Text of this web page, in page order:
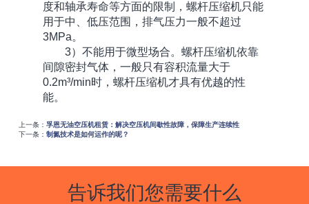
度和轴承寿命等方面的限制，螺杆压缩机只能
用于中、低压范围，排气压力一般不超过
3MPa。
3）不能用于微型场合。螺杆压缩机依靠
间隙密封气体，一般只有容积流量大于
0.2m³/min时，螺杆压缩机才具有优越的性
能。
上一条：孚恩无油空压机租赁：解决空压机间歇性故障，保障生产连续性
下一条：制氮技术是如何运作的呢？
告诉我们您需要什么